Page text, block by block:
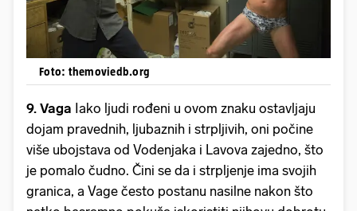
Foto: themoviedb.org
9. Vaga Iako ljudi rođeni u ovom znaku ostavljaju
dojam pravednih, ljubaznih i strpljivih, oni počine
više ubojstava od Vodenjaka i Lavova zajedno, što
je pomalo čudno. Čini se da i strpljenje ima svojih
granica, a Vage često postanu nasilne nakon što